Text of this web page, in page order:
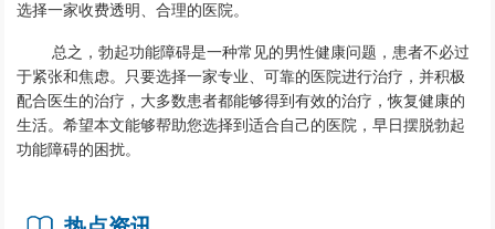
选择一家收费透明、合理的医院。
总之，勃起功能障碍是一种常见的男性健康问题，患者不必过
于紧张和焦虑。只要选择一家专业、可靠的医院进行治疗，并积极
配合医生的治疗，大多数患者都能够得到有效的治疗，恢复健康的
生活。希望本文能够帮助您选择到适合自己的医院，早日摆脱勃起
功能障碍的困扰。